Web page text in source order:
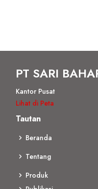
PT SARI
Kantor Pusat
Lihat di Peta
Tautan
Beranda
Tentang
Produk